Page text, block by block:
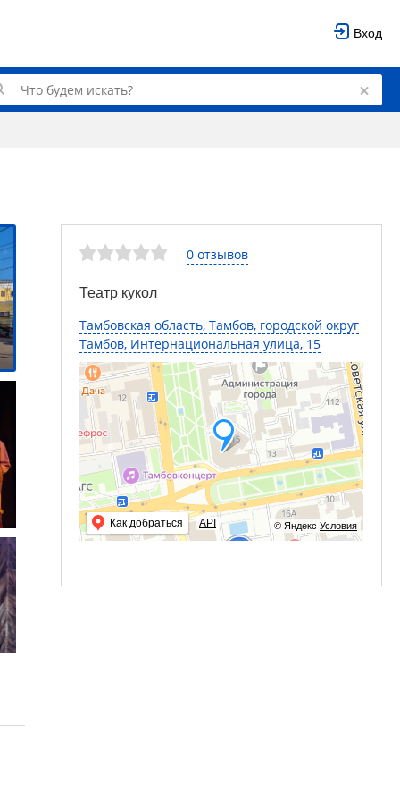
Вход
0 отзывов
Театр кукол
Тамбовская область, Тамбов, городской округ
Тамбов, Интернациональная улица, 15
© Яндекс Условия
Как добраться API